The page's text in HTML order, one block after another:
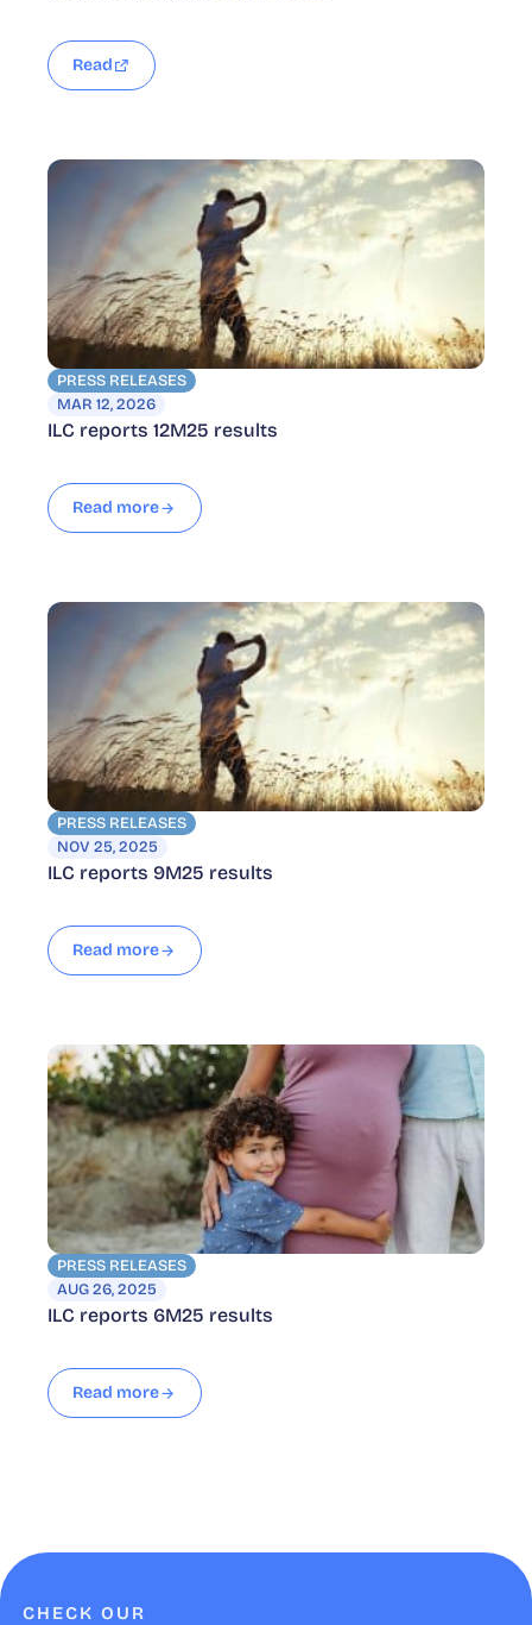
Read
PRESS RELEASES
MAR 12, 2026
ILC reports 12M25 results
Read more
PRESS RELEASES
NOV 25, 2025
ILC reports 9M25 results
Read more
PRESS RELEASES
AUG 26, 2025
ILC reports 6M25 results
Read more
CHECK OUR